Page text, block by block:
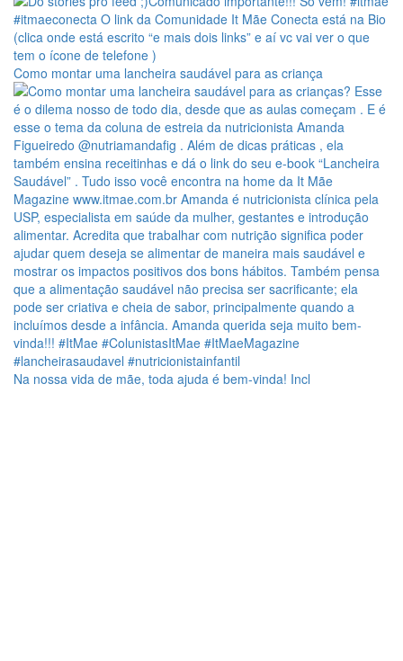
Como montar uma lancheira saudável para as criança
Na nossa vida de mãe, toda ajuda é bem-vinda! Incl